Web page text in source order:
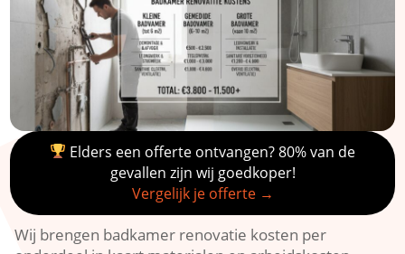
Elders een offerte ontvangen? 80% van de
gevallen zijn wij goedkoper!
Vergelijk je offerte →
Wij brengen badkamer renovatie kosten per